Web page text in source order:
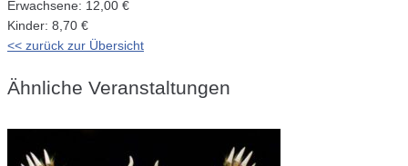
Erwachsene: 12,00 €
Kinder: 8,70 €
<< zurück zur Übersicht
Ähnliche Veranstaltungen